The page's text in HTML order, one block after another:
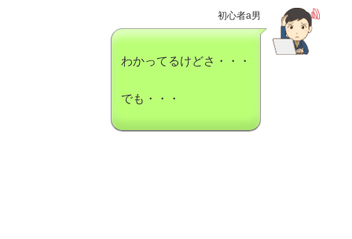
初心者a男
わかってるけどさ・・・
でも・・・